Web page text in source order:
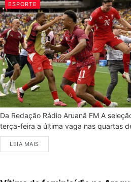
ESPORTE
Da Redação Rádio Aruanã FM A
terça-feira a última vaga nas quartas
LEIA MAIS